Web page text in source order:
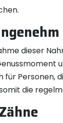
dieser
die